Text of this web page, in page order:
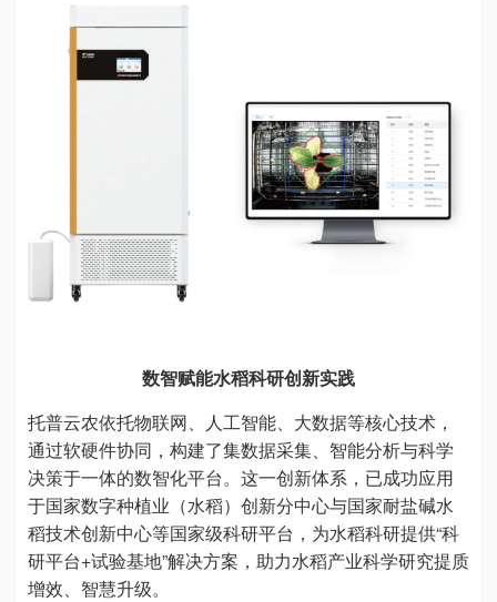
数智赋能水稻科研创新实践
托普云农依托物联网、人工智能、大数据等核心技术，
通过软硬件协同 ，构建了集数据采集、智能分析与科学
决策于一体的数智化平台。这一创新体系，已成功应用
于国家数字种植业（水稻）创新分中心与国家耐盐碱水
稻技术创新中心等国家级科研平台，为水稻科研提供“科
研平台+试验基地”解决方案，助力水稻产业科学研究提质
增效、智慧升级。